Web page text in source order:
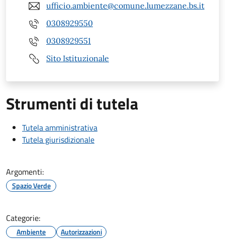
ufficio.ambiente@comune.lumezzane.bs.it
0308929550
0308929551
Sito Istituzionale
Strumenti di tutela
Tutela amministrativa
Tutela giurisdizionale
Argomenti:
Spazio Verde
Categorie:
Ambiente Autorizzazioni